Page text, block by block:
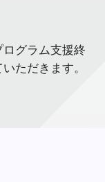
グラム支援終
ただきます。